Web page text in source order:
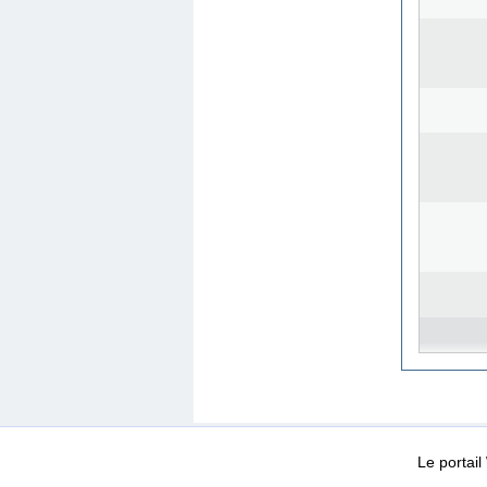
Conditions d’utilisation
Le portail